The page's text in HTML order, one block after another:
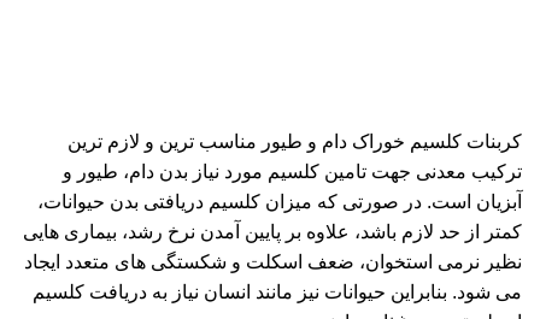
کربنات کلسیم خوراک دام و طیور مناسب ترین و لازم ترین
ترکیب معدنی جهت تامین کلسیم مورد نیاز بدن دام، طیور و
آبزیان است. در صورتی که میزان کلسیم دریافتی بدن حیوانات،
کمتر از حد لازم باشد، علاوه بر پایین آمدن نرخ رشد، بیماری هایی
نظیر نرمی استخوان، ضعف اسکلت و شکستگی های متعدد ایجاد
می شود. بنابراین حیوانات نیز مانند انسان نیاز به دریافت کلسیم